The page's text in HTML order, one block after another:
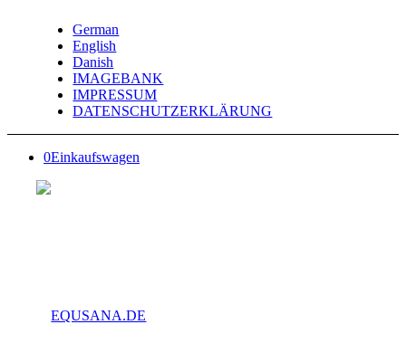
German
English
Danish
IMAGEBANK
IMPRESSUM
DATENSCHUTZERKLÄRUNG
0Einkaufswagen